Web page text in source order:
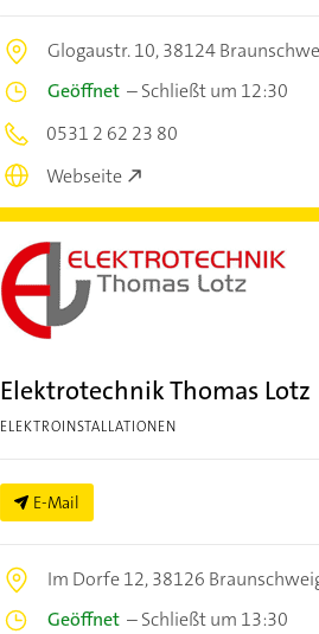
Glogaustr. 10,38124
Geöffnet–Schließt um 12:30
0531 2 62 23 80
Webseite
Elektrotechnik Thomas Lotz
ELEKTROINSTALLATIONEN
E-Mail
Im Dorfe 12,38126
Geöffnet–Schließt um 13:30